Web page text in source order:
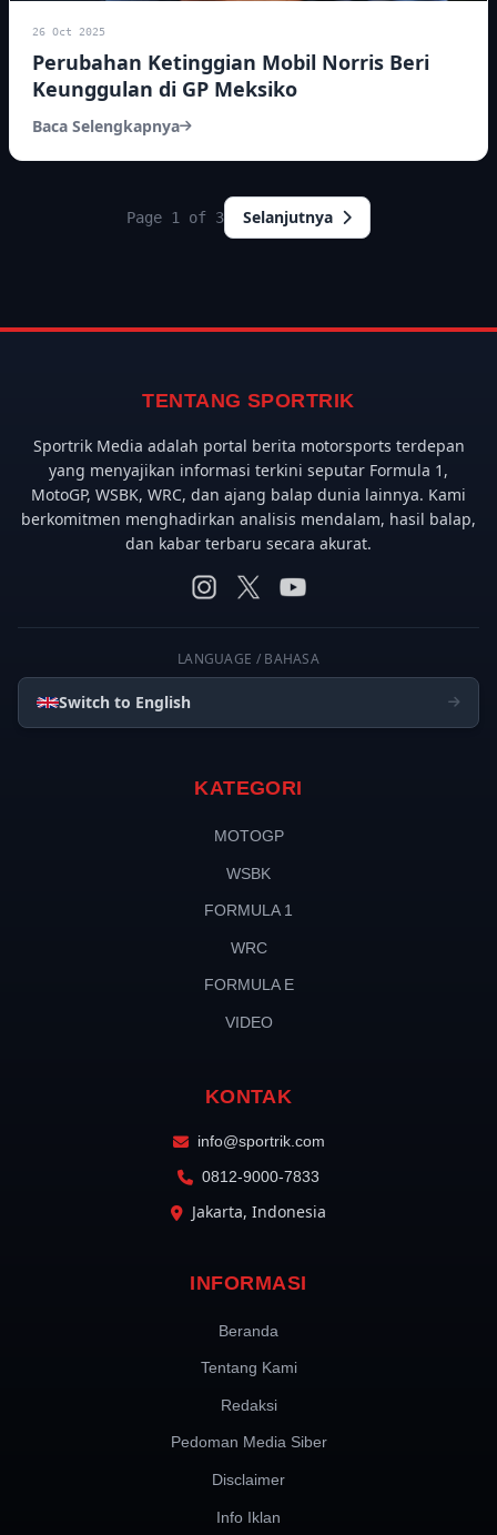
26 Oct 2025
Perubahan Ketinggian Mobil Norris Beri
Keunggulan di GP Meksiko
Baca Selengkapnya
Page 1 of 3 Selanjutnya
TENTANG SPORTRIK
Sportrik Media adalah portal berita motorsports terdepan
yang menyajikan informasi terkini seputar Formula 1,
MotoGP, WSBK, WRC, dan ajang balap dunia lainnya. Kami
berkomitmen menghadirkan analisis mendalam, hasil balap,
dan kabar terbaru secara akurat.
LANGUAGE / BAHASA
Switch to English
KATEGORI
MOTOGP
WSBK
FORMULA 1
WRC
FORMULA E
VIDEO
KONTAK
info@sportrik.com
0812-9000-7833
Jakarta, Indonesia
INFORMASI
Beranda
Tentang Kami
Redaksi
Pedoman Media Siber
Disclaimer
Info Iklan